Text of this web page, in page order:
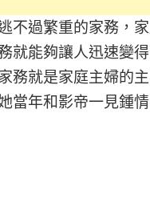
不過繁重的家務，
就能夠讓人迅速變
務就是家庭主婦的
當年和影帝一見鍾